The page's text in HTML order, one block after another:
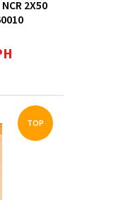
2X50
TOP